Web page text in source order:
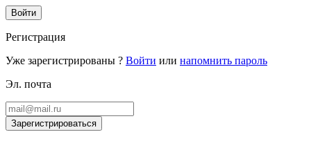
Войти
Регистрация
Уже зарегистрированы ? Войти или напомнить пароль
Эл. почта
Зарегистрироваться